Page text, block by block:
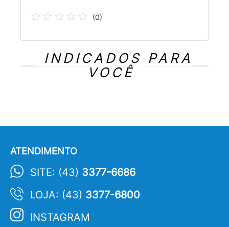
(0)
INDICADOS PARA
VOCÊ
ATENDIMENTO
SITE: (43) 3377-6686
LOJA: (43) 3377-6800
INSTAGRAM